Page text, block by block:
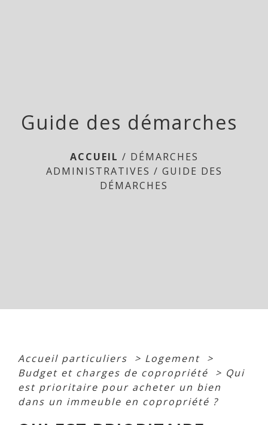
Guide des démarches
ACCUEIL / DÉMARCHES
ADMINISTRATIVES / GUIDE DES
DÉMARCHES
Accueil particuliers > Logement >
Budget et charges de copropriété
> Qui
est prioritaire pour acheter un bien
dans un immeuble en copropriété ?